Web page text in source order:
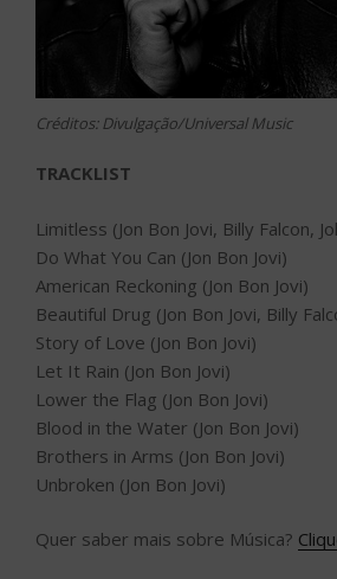
Créditos: Divulgação/Universal Music
TRACKLIST
Limitless (Jon Bon Jovi, Billy Falcon,
Do What You Can (Jon Bon Jovi)
American Reckoning (Jon Bon Jovi)
Beautiful Drug (Jon Bon Jovi, Billy
Story of Love (Jon Bon Jovi)
Let It Rain (Jon Bon Jovi)
Lower the Flag (Jon Bon Jovi)
Blood in the Water (Jon Bon Jovi)
Brothers in Arms (Jon Bon Jovi)
Unbroken (Jon Bon Jovi)
Quer saber mais sobre Música?